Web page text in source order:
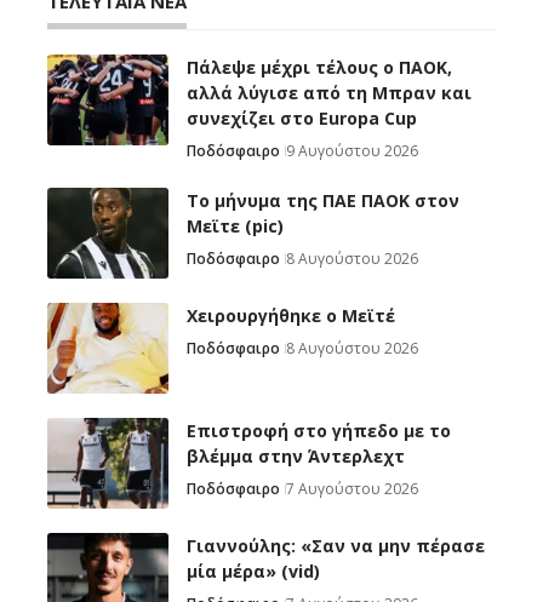
Πάλεψε μέχρι τέλους ο ΠΑΟΚ,
αλλά λύγισε από τη Μπραν και
συνεχίζει στο Europa Cup
Ποδόσφαιρο 9 Αυγούστου 2026
Το μήνυμα της ΠΑΕ ΠΑΟΚ στον
Μεϊτε (pic)
Ποδόσφαιρο 8 Αυγούστου 2026
Χειρουργήθηκε ο Μεϊτέ
Ποδόσφαιρο 8 Αυγούστου 2026
Επιστροφή στο γήπεδο με το
βλέμμα στην Άντερλεχτ
Ποδόσφαιρο 7 Αυγούστου 2026
Γιαννούλης: «Σαν να μην πέρασε
μία μέρα» (vid)